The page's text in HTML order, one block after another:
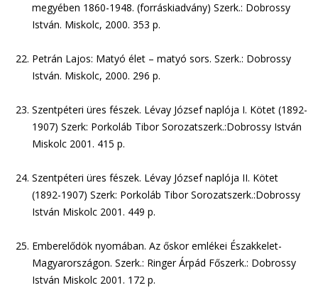
megyében 1860-1948. (forráskiadvány) Szerk.: Dobrossy
István. Miskolc, 2000. 353 p.
Petrán Lajos: Matyó élet – matyó sors. Szerk.: Dobrossy
István. Miskolc, 2000. 296 p.
Szentpéteri üres fészek. Lévay József naplója I. Kötet (1892-
1907) Szerk: Porkoláb Tibor Sorozatszerk.:Dobrossy István
Miskolc 2001. 415 p.
Szentpéteri üres fészek. Lévay József naplója II. Kötet
(1892-1907) Szerk: Porkoláb Tibor Sorozatszerk.:Dobrossy
István Miskolc 2001. 449 p.
Emberelődök nyomában. Az őskor emlékei Északkelet-
Magyarországon. Szerk.: Ringer Árpád Főszerk.: Dobrossy
István Miskolc 2001. 172 p.